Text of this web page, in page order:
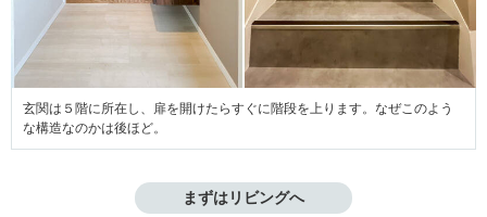
玄関は５階に所在し、扉を開けたらすぐに階段を上ります。なぜこのよう
な構造なのかは後ほど。
まずはリビングへ